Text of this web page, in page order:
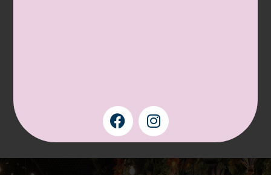
DIČ: 2121872456
IČ DPH: SK2121872456